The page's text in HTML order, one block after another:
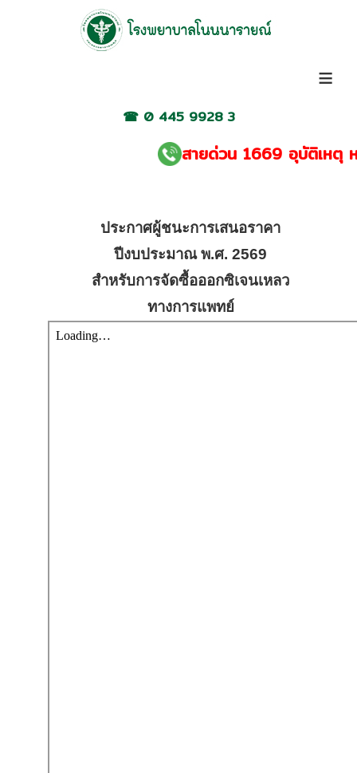
≡
☎ 0 445 9928 3
สายด่วน 1669 อุบัติเหตุ หรื
ประกาศผู้ชนะการเสนอราคา
ปีงบประมาณ พ.ศ. 2569
สำหรับการจัดซื้อออกซิเจนเหลว
ทางการแพทย์